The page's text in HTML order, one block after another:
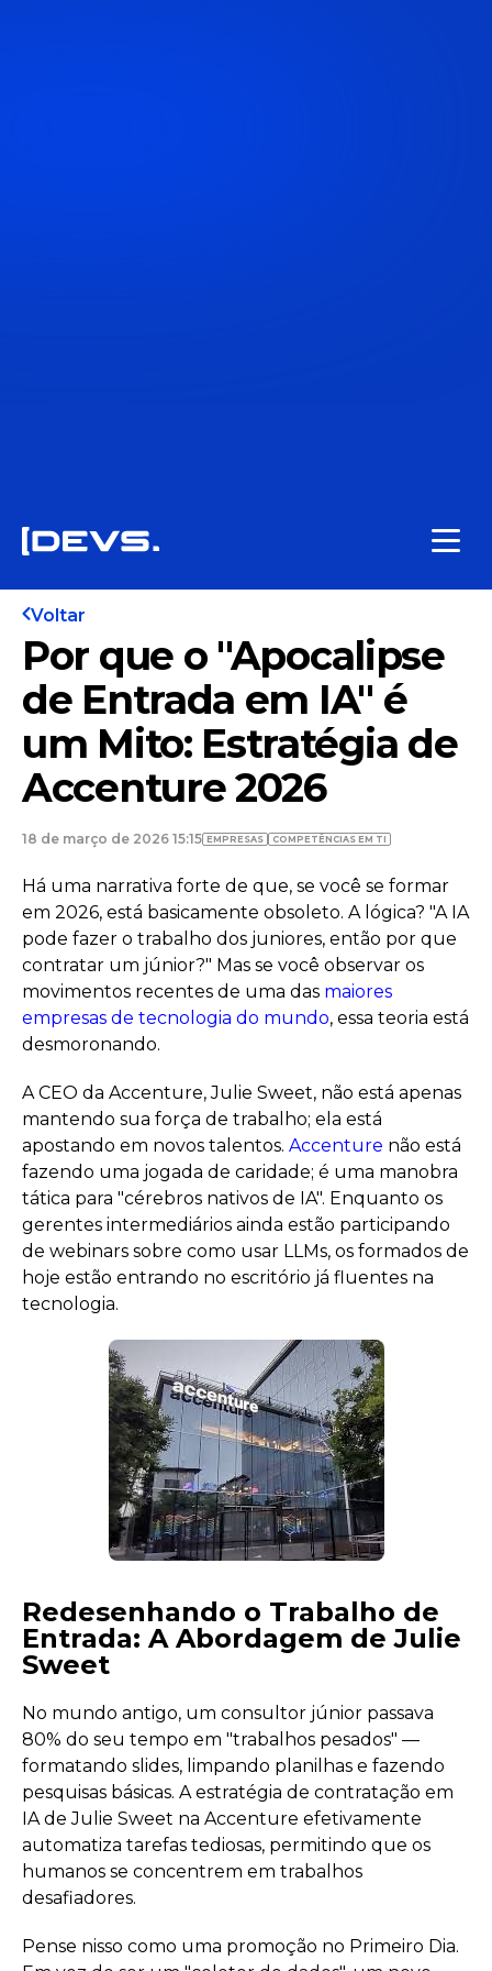
Voltar
Por que o "Apocalipse
de Entrada em IA" é
um Mito: Estratégia de
Accenture 2026
18 de março de 2026 15:15 EMPRESAS COMPETÊNCIAS EM TI
Há uma narrativa forte de que, se você se formar
em 2026, está basicamente obsoleto. A lógica? "A IA
pode fazer o trabalho dos juniores, então por que
contratar um júnior?" Mas se você observar os
movimentos recentes de uma das maiores
empresas de tecnologia do mundo, essa teoria está
desmoronando.
A CEO da Accenture, Julie Sweet, não está apenas
mantendo sua força de trabalho; ela está
apostando em novos talentos. Accenture não está
fazendo uma jogada de caridade; é uma manobra
tática para "cérebros nativos de IA". Enquanto os
gerentes intermediários ainda estão participando
de webinars sobre como usar LLMs, os formados de
hoje estão entrando no escritório já fluentes na
tecnologia.
Redesenhando o Trabalho de
Entrada: A Abordagem de Julie
Sweet
No mundo antigo, um consultor júnior passava
80% do seu tempo em "trabalhos pesados" —
formatando slides, limpando planilhas e fazendo
pesquisas básicas. A estratégia de contratação em
IA de Julie Sweet na Accenture efetivamente
automatiza tarefas tediosas, permitindo que os
humanos se concentrem em trabalhos
desafiadores.
Pense nisso como uma promoção no Primeiro Dia.